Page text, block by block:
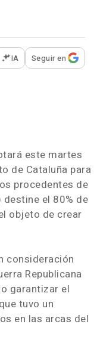
opciones para
IA Seguir en
este martes
de Cataluña para
procedentes de
el 80% de
objeto de crear
consideración
Republicana
garantizar el
tuvo un
en las arcas del